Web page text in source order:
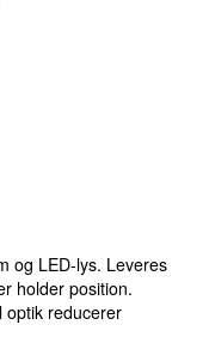
og LED-lys. Leveres
holder position.
optik reducerer